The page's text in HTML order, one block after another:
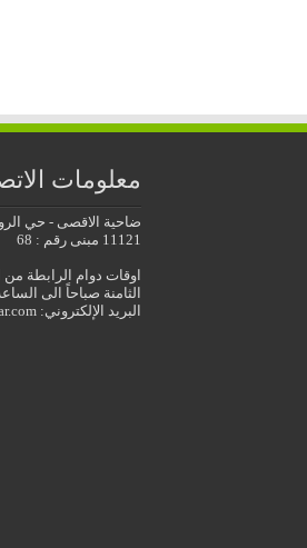
معلومات
11121 مبنى رقم : 68
اوقات دوام الرابطة
الثامنة صباحاً الى
البريد الإلكتروني: info@sarafandalamar.com